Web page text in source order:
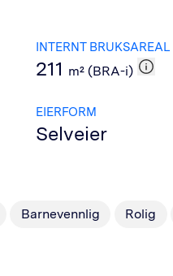
INTERNT BRUKSAREAL
211 m² (BRA-i)
EIERFORM
Selveier
Barnevennlig Rolig